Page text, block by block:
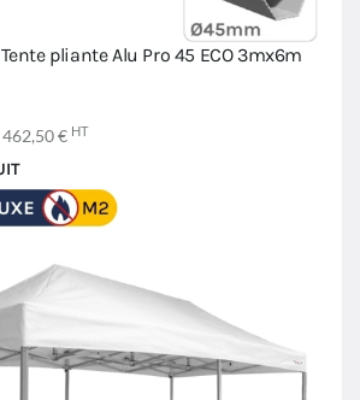
pliante Alu Pro 45 ECO 3mx6m
462,50 € HT